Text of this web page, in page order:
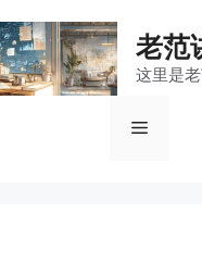
老范
这里是
菜